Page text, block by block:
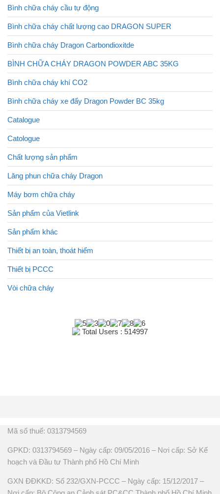
Bình chữa cháy cầu tự động
Bình chữa cháy chất lượng cao DRAGON SUPER
Bình chữa cháy Dragon Carbondioxitde
BÌNH CHỮA CHÁY DRAGON POWDER ABC 35KG
Bình chữa cháy khí CO2
Bình chữa cháy xe đẩy Dragon Powder BC 35kg
Catalogue
Catologue
Chất lượng sản phẩm
Lăng phun chữa cháy Dragon
Máy bơm chữa cháy
Sản phẩm của Vietlink
Sản phẩm khác
Thiết bị an toàn, thoát hiểm
Thiết bị PCCC
Vòi chữa cháy
Total Users : 514997
Mã số thuế: 0313794569
GPKD: 0313794569 – Ngày cấp: 09/05/2016 – Nơi cấp: Sở Kế
hoạch và Đầu tư Thành phố Hồ Chí Minh
GXN ĐĐKKD: Số 232/GXN-PCCC – Ngày cấp: 15/12/2017 –